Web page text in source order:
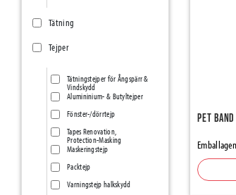
Tätning
Tejper
Tätningstejper för Ångspärr &
Vindskydd
Alumininium- & Butyltejper
Fönster-/dörrtejp
Tapes Renovation,
Protection-Masking
Maskeringstejp
Packtejp
Varningstejp halkskydd
PET band